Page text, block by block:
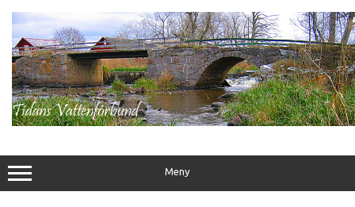
innehåll
Meny